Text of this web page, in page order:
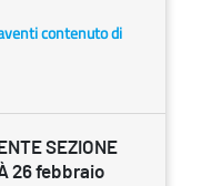
contenuto di
SEZIONE
26 febbraio